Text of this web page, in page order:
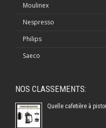
Moulinex
Nespresso
Philips
Saeco
NOS CLASSEMENTS:
Quelle cafetière à